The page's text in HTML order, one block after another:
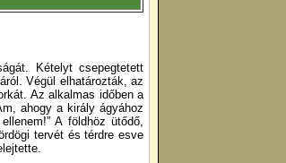
Kételyt csepegtetett
Végül elhatározták, az
Az alkalmas időben a
ahogy a király ágyához
A földhöz ütődő,
tervét és térdre esve